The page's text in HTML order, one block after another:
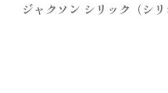
ジャクソン シリック（シ